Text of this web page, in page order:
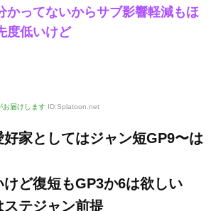
かってないからサブ影響軽減もほ
度低いけど
お届けします ID:Splatoon.net
家としてはジャン短GP9〜は
ど復短もGP3か6は欲しい
ステジャン前提